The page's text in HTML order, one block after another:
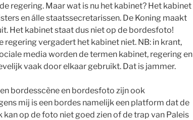
regering. Maar wat is nu het kabinet? Het kabinet
en álle staatssecretarissen. De Koning maakt
Het kabinet staat dus niet op de bordesfoto!
regering vergadert het kabinet niet. NB: in krant,
media worden de termen kabinet, regering en
vaak door elkaar gebruikt. Dat is jammer.
bordesscène en bordesfoto zijn ook
mij is een bordes namelijk een platform dat de
op de foto niet goed zien of de trap van Paleis